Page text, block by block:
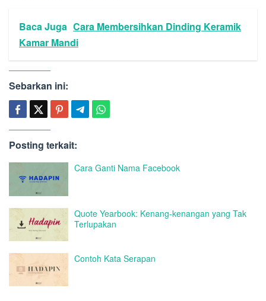
Baca Juga Cara Membersihkan Dinding Keramik
Kamar Mandi
Sebarkan ini:
Posting terkait:
Cara Ganti Nama Facebook
Quote Yearbook: Kenang-kenangan yang Tak
Terlupakan
Contoh Kata Serapan